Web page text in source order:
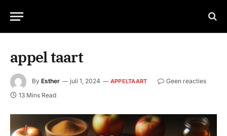
appel taart
By Esther juli 1, 2024 APPELTAART
Geen reacties
13 Mins Read